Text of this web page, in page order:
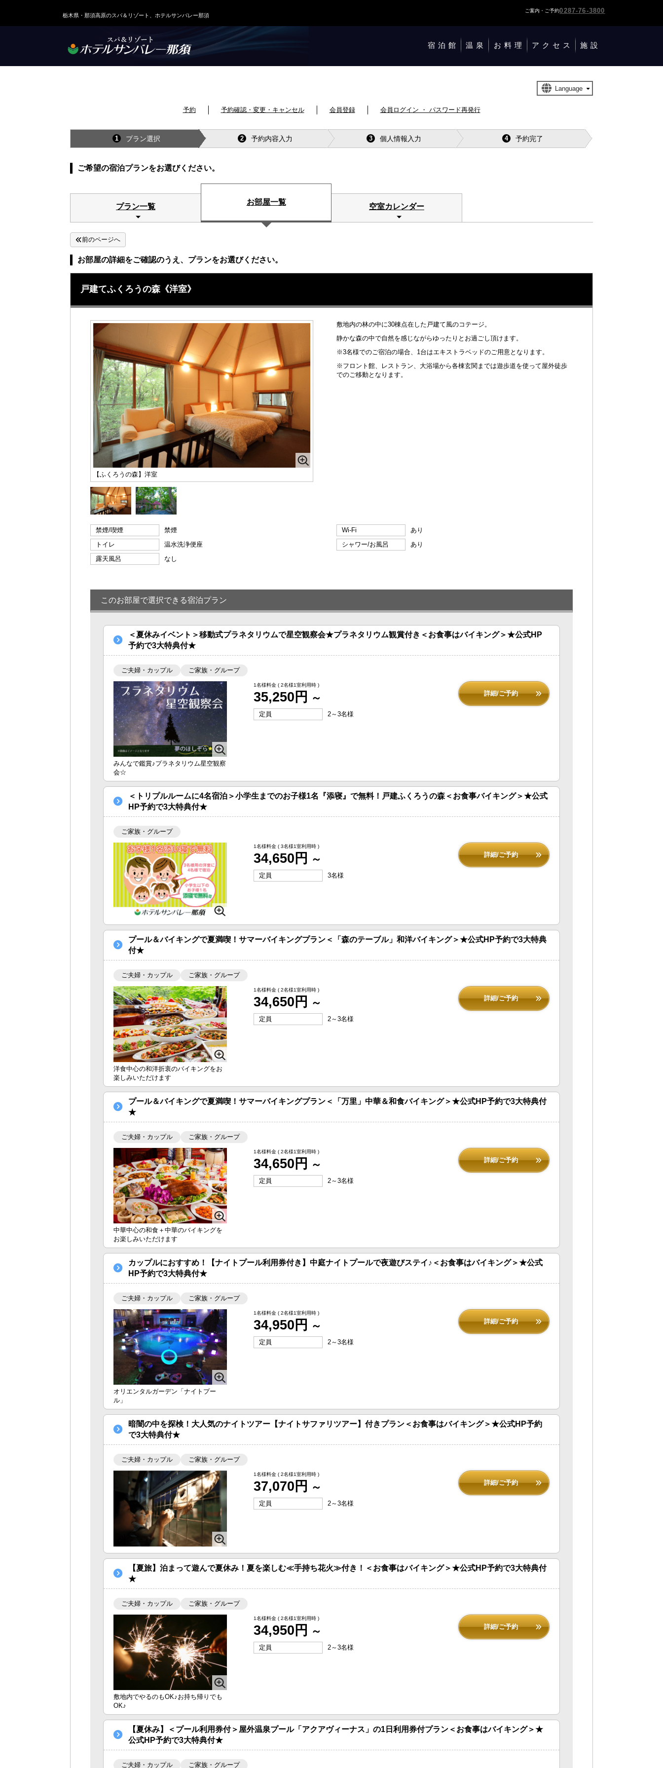
栃木県・那須高原のスパ＆リゾート、ホテルサンバレー那須
ご案内・ご予約0287-76-3800
宿泊館 温泉 お料理 アクセス 施設
予約 予約確認・変更・キャンセル 会員登録 会員ログイン ・ パスワード再発行
1 プラン選択 2 予約内容入力 3 個人情報入力 4 予約完了
ご希望の宿泊プランをお選びください。
プラン一覧
お部屋一覧
空室カレンダー
前のページへ
お部屋の詳細をご確認のうえ、プランをお選びください。
戸建てふくろうの森《洋室》
【ふくろうの森】洋室
敷地内の林の中に30棟点在した戸建て風のコテージ。
静かな森の中で自然を感じながらゆったりとお過ごし頂けます。
※3名様でのご宿泊の場合、1台はエキストラベッドのご用意となります。
※フロント館、レストラン、大浴場から各棟玄関までは遊歩道を使って屋外徒歩
でのご移動となります。
禁煙/喫煙 禁煙 Wi-Fi
あり
トイレ
温水洗浄便座 シャワー/お風呂
あり
露天風呂
なし
このお部屋で選択できる宿泊プラン
＜夏休みイベント＞移動式プラネタリウムで星空観察会★プラネタリウム観賞付き＜お食事はバイキング＞★公式HP
予約で3大特典付★
ご夫婦・カップル ご家族・グループ
みんなで鑑賞♪プラネタリウム星空観察
会☆
1名様料金 ( 2名様1室利用時 )
35,250円 ～ 詳細/ご予約
定員 2～3名様
＜トリプルルームに4名宿泊＞小学生までのお子様1名『添寝』で無料！戸建ふくろうの森＜お食事バイキング＞★公式
HP予約で3大特典付★
ご家族・グループ
1名様料金 ( 3名様1室利用時 )
34,650円 ～ 詳細/ご予約
定員 3名様
プール＆バイキングで夏満喫！サマーバイキングプラン＜「森のテーブル」和洋バイキング＞★公式HP予約で3大特典
付★
ご夫婦・カップル ご家族・グループ
洋食中心の和洋折衷のバイキングをお
楽しみいただけます
1名様料金 ( 2名様1室利用時 )
34,650円 ～ 詳細/ご予約
定員 2～3名様
プール＆バイキングで夏満喫！サマーバイキングプラン＜「万里」中華＆和食バイキング＞★公式HP予約で3大特典付
★
ご夫婦・カップル ご家族・グループ
中華中心の和食＋中華のバイキングを
お楽しみいただけます
1名様料金 ( 2名様1室利用時 )
34,650円 ～ 詳細/ご予約
定員 2～3名様
カップルにおすすめ！【ナイトプール利用券付き】中庭ナイトプールで夜遊びステイ♪＜お食事はバイキング＞★公式
HP予約で3大特典付★
ご夫婦・カップル ご家族・グループ
オリエンタルガーデン「ナイトプー
ル」
1名様料金 ( 2名様1室利用時 )
34,950円 ～ 詳細/ご予約
定員 2～3名様
暗闇の中を探検！大人気のナイトツアー【ナイトサファリツアー】付きプラン＜お食事はバイキング＞★公式HP予約
で3大特典付★
ご夫婦・カップル ご家族・グループ
1名様料金 ( 2名様1室利用時 )
37,070円 ～ 詳細/ご予約
定員 2～3名様
【夏旅】泊まって遊んで夏休み！夏を楽しむ≪手持ち花火≫付き！＜お食事はバイキング＞★公式HP予約で3大特典付
★
ご夫婦・カップル ご家族・グループ
敷地内でやるのもOK♪お持ち帰りでも
OK♪
1名様料金 ( 2名様1室利用時 )
34,950円 ～ 詳細/ご予約
定員 2～3名様
【夏休み】＜プール利用券付＞屋外温泉プール「アクアヴィーナス」の1日利用券付プラン＜お食事はバイキング＞★
公式HP予約で3大特典付★
ご夫婦・カップル ご家族・グループ